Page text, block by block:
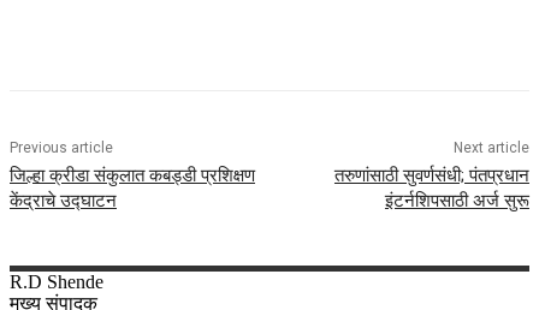
Previous article
जिल्हा क्रीडा संकुलात कबड्डी प्रशिक्षण
केंद्राचे उद्घाटन
Next article
तरुणांसाठी सुवर्णसंधी; पंतप्रधान
इंटर्नशिपसाठी अर्ज सुरू
R.D Shende
मुख्य संपादक